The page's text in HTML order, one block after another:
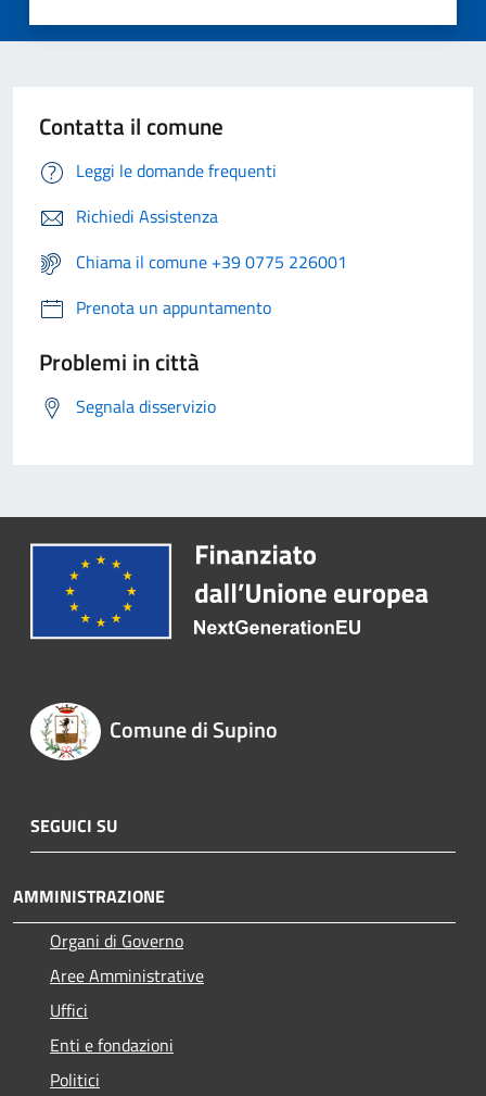
Contatta il comune
Leggi le domande frequenti
Richiedi Assistenza
Chiama il comune +39 0775 226001
Prenota un appuntamento
Problemi in città
Segnala disservizio
Comune di Supino
SEGUICI SU
AMMINISTRAZIONE
Organi di Governo
Aree Amministrative
Uffici
Enti e fondazioni
Politici